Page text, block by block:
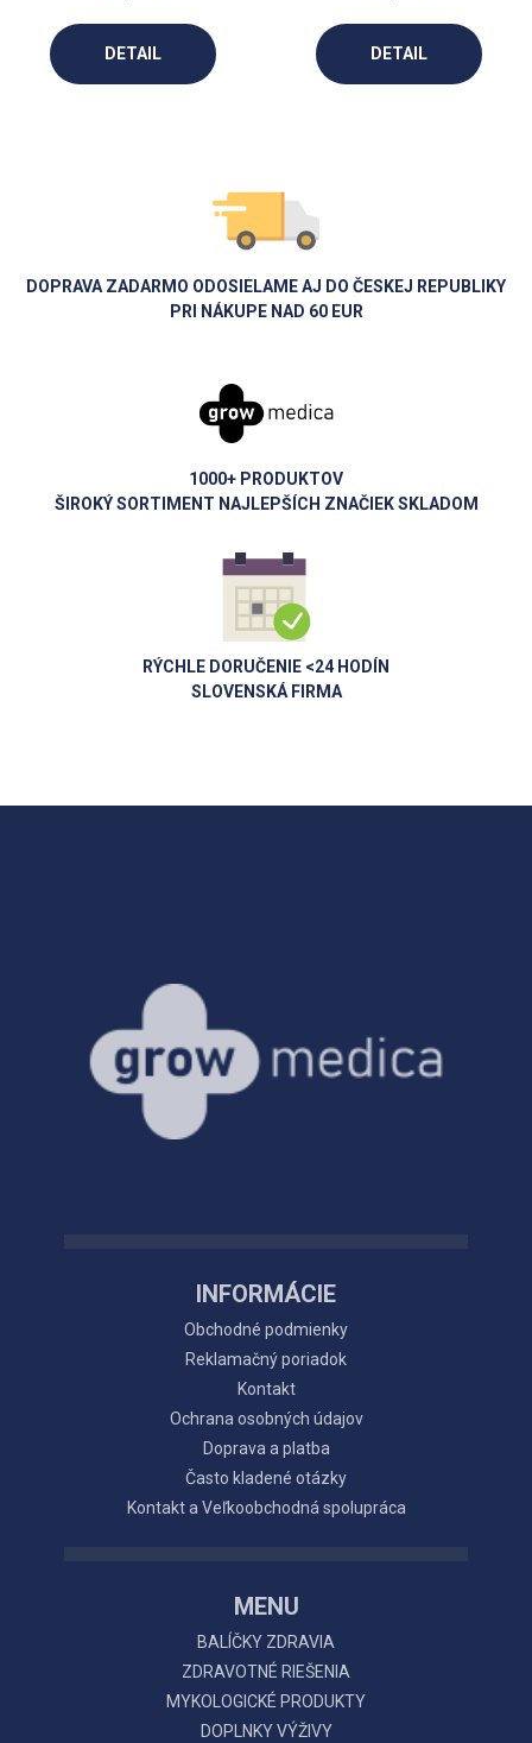
DETAIL DETAIL
DOPRAVA ZADARMO ODOSIELAME AJ DO ČESKEJ REPUBLIKY
PRI NÁKUPE NAD 60 EUR
1000+ PRODUKTOV
ŠIROKÝ SORTIMENT NAJLEPŠÍCH ZNAČIEK SKLADOM
RÝCHLE DORUČENIE <24 HODÍN
SLOVENSKÁ FIRMA
INFORMÁCIE
Obchodné podmienky
Reklamačný poriadok
Kontakt
Ochrana osobných údajov
Doprava a platba
Často kladené otázky
Kontakt a Veľkoobchodná spolupráca
MENU
BALÍČKY ZDRAVIA
ZDRAVOTNÉ RIEŠENIA
MYKOLOGICKÉ PRODUKTY
DOPLNKY VÝŽIVY